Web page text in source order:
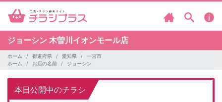
ジョーシン 木曽川イオンモール店
ホーム 都道府県 愛知県
一宮市
ホーム
お店の名前 ジョーシン
本日公開中のチラシ